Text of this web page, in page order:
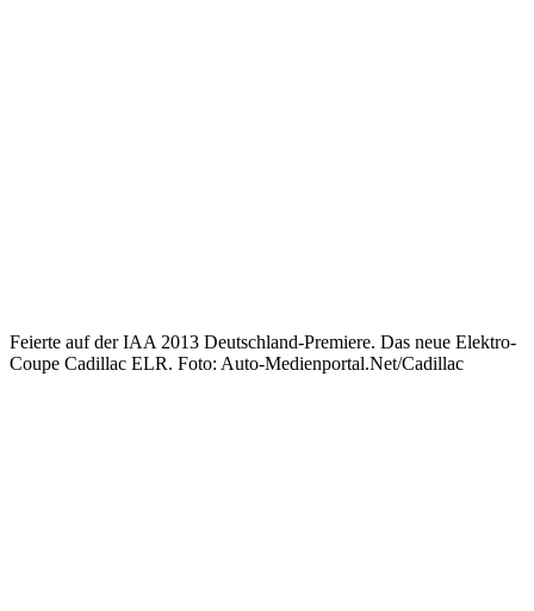
Feierte auf der IAA 2013 Deutschland-Premiere. Das neue Elektro-
Coupe Cadillac ELR. Foto: Auto-Medienportal.Net/Cadillac